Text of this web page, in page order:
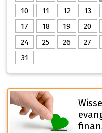
10
11 12 13
17
18 19 20
24
25 26 27
31